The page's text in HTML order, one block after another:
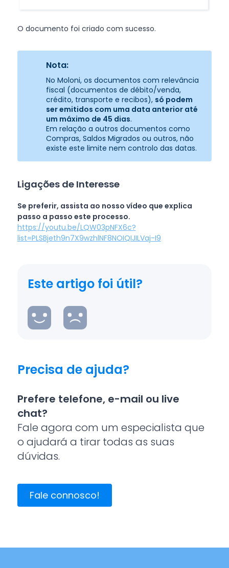
O documento foi criado com sucesso.
Nota:
No Moloni, os documentos com relevância
fiscal (documentos de débito/venda,
crédito, transporte e recibos), só podem
ser emitidos com uma data anterior até
um máximo de 45 dias.
Em relação a outros documentos como
Compras, Saldos Migrados ou outros, não
existe este limite nem controlo das datas.
Ligações de Interesse
Se preferir, assista ao nosso vídeo que explica
passo a passo este processo.
https://youtu.be/LQW03pNFX6c?
list=PLSBjeth9n7X9wzhlNF8NOIQIJILVaj-I9
Este artigo foi útil?
Precisa de ajuda?
Prefere telefone, e-mail ou live
chat?
Fale agora com um especialista que
o ajudará a tirar todas as suas
dúvidas.
Fale connosco!